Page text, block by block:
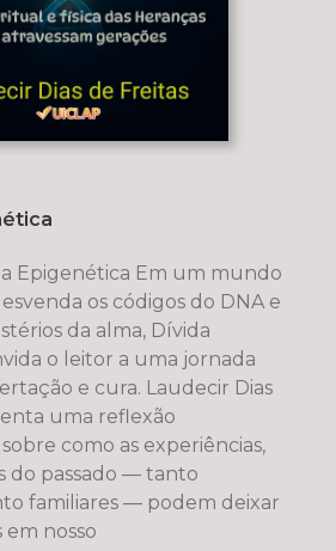
Em um mundo
os códigos do DNA e
da alma, Dívida
o leitor a uma jornada
cura. Laudecir Dias
uma reflexão
como as experiências,
do passado — tanto
familiares — podem deixar
em nosso